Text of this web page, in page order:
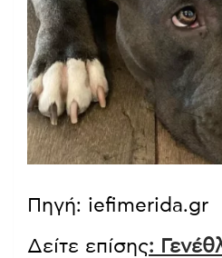
Πηγή: iefimerida.gr
Δείτε επίσης: